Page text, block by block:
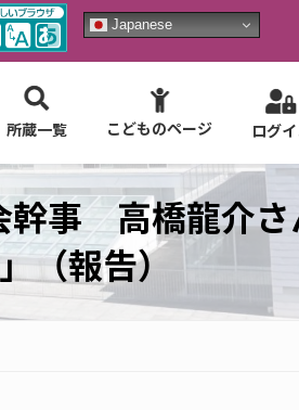
Japanese
所蔵一覧 こどものページ ログ
幹事 高橋龍介さ
（報告）